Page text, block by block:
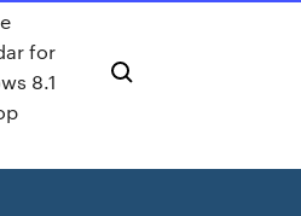
for
8.1